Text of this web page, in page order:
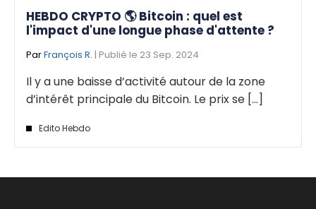
HEBDO CRYPTO 🌎 Bitcoin : quel est
l'impact d'une longue phase d'attente ?
ParFrançois R. | Publié le 23 Sep. 2024
Il y a une baisse d’activité autour de la zone
d’intérêt principale du Bitcoin. Le prix se [...]
Edito Hebdo